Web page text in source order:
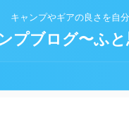
キャンプやギアの良さを自
プブログ〜ふ